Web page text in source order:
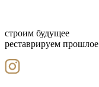
строим будущее
реставрируем прошлое